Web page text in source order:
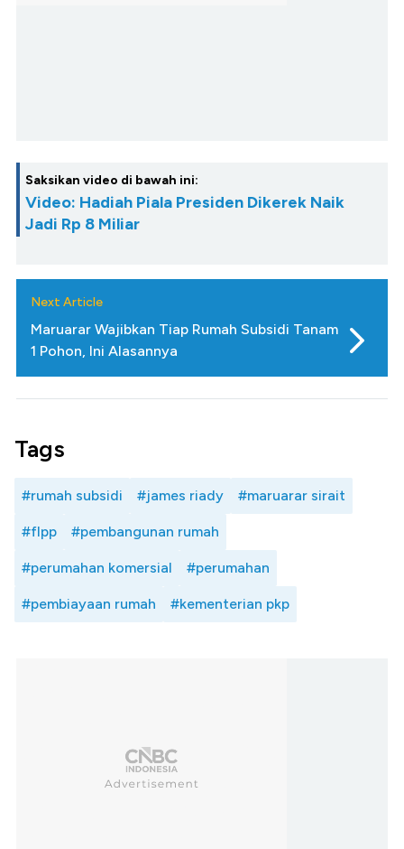
Saksikan video di bawah ini:
Video: Hadiah Piala Presiden Dikerek Naik
Jadi Rp 8 Miliar
Next Article
Maruarar Wajibkan Tiap Rumah Subsidi Tanam
1 Pohon, Ini Alasannya
Tags
#rumah subsidi #james riady #maruarar sirait
#flpp #pembangunan rumah
#perumahan komersial #perumahan
#pembiayaan rumah #kementerian pkp